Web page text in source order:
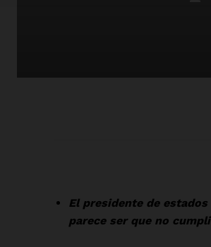
El presidente de
parece ser que no